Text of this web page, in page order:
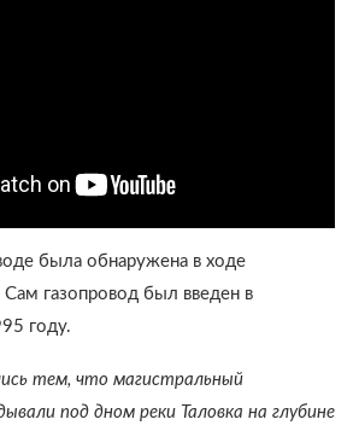
была обнаружена в ходе
Сам газопровод был введен в
году.
тем, что магистральный
под дном реки Таловка на глубине